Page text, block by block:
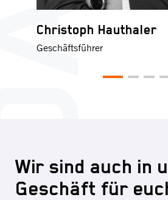
Christoph Hauthaler
Geschäftsführer
Wir sind auch in
Geschäft für